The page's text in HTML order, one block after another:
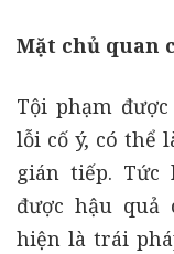
Mặt chủ quan
Tội phạm
lỗi cố ý, có thể
gián tiếp.
được hậu
hiện là trái